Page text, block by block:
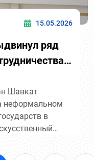
15.05.2026
ряд
в
Шавкат
неформальном
в